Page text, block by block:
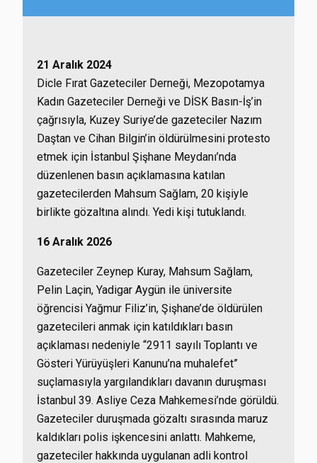
21 Aralık 2024
Dicle Fırat Gazeteciler Derneği, Mezopotamya
Kadın Gazeteciler Derneği ve DİSK Basın-İş’in
çağrısıyla, Kuzey Suriye’de gazeteciler Nazım
Daştan ve Cihan Bilgin’in öldürülmesini protesto
etmek için İstanbul Şişhane Meydanı’nda
düzenlenen basın açıklamasına katılan
gazetecilerden Mahsum Sağlam, 20 kişiyle
birlikte gözaltına alındı. Yedi kişi tutuklandı.
16 Aralık 2026
Gazeteciler Zeynep Kuray, Mahsum Sağlam,
Pelin Laçin, Yadigar Aygün ile üniversite
öğrencisi Yağmur Filiz’in, Şişhane’de öldürülen
gazetecileri anmak için katıldıkları basın
açıklaması nedeniyle “2911 sayılı Toplantı ve
Gösteri Yürüyüşleri Kanunu’na muhalefet”
suçlamasıyla yargılandıkları davanın duruşması
İstanbul 39. Asliye Ceza Mahkemesi’nde görüldü.
Gazeteciler duruşmada gözaltı sırasında maruz
kaldıkları polis işkencesini anlattı. Mahkeme,
gazeteciler hakkında uygulanan adli kontrol